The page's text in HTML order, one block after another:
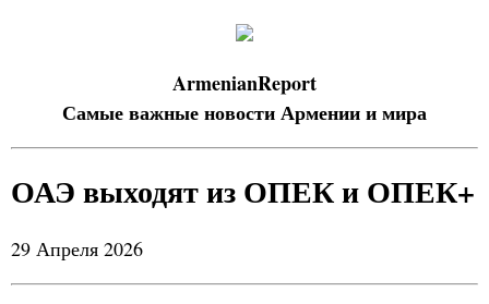
ArmenianReport
Самые важные новости Армении и мира
ОАЭ выходят из ОПЕК и ОПЕК+
29 Апреля 2026